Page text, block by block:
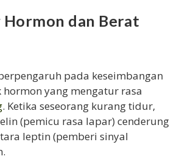
dan Berat
pada keseimbangan
yang mengatur rasa
. Ketika seseorang kurang tidur,
(pemicu rasa lapar) cenderung
leptin (pemberi sinyal